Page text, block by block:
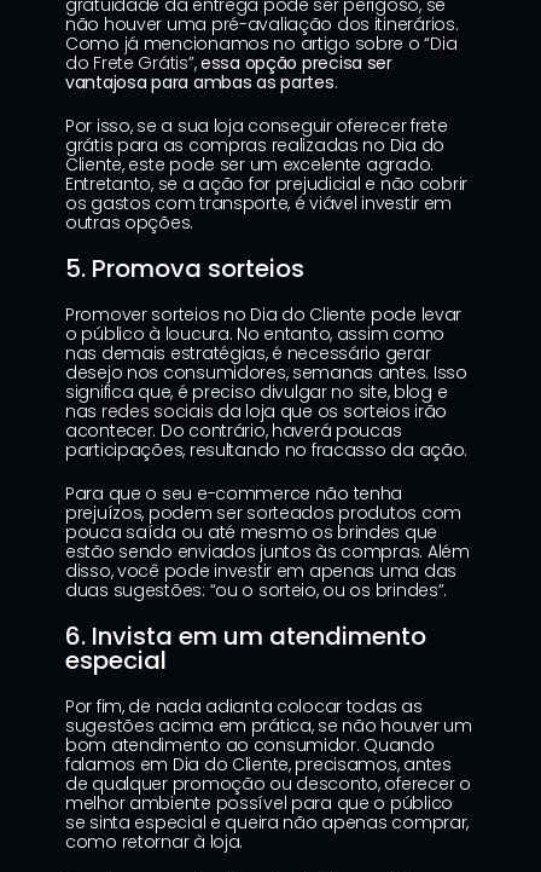
gratuidade da entrega pode ser perigoso, se
não houver uma pré-avaliação dos itinerários.
Como já mencionamos no artigo sobre o “Dia
do Frete Grátis”, essa opção precisa ser
vantajosa para ambas as partes.
Por isso, se a sua loja conseguir oferecer frete
grátis para as compras realizadas no Dia do
Cliente, este pode ser um excelente agrado.
Entretanto, se a ação for prejudicial e não cobrir
os gastos com transporte, é viável investir em
outras opções.
5. Promova sorteios
Promover sorteios no Dia do Cliente pode levar
o público à loucura. No entanto, assim como
nas demais estratégias, é necessário gerar
desejo nos consumidores, semanas antes. Isso
significa que, é preciso divulgar no site, blog e
nas redes sociais da loja que os sorteios irão
acontecer. Do contrário, haverá poucas
participações, resultando no fracasso da ação.
Para que o seu e-commerce não tenha
prejuízos, podem ser sorteados produtos com
pouca saída ou até mesmo os brindes que
estão sendo enviados juntos às compras. Além
disso, você pode investir em apenas uma das
duas sugestões: “ou o sorteio, ou os brindes”.
6. Invista em um atendimento
especial
Por fim, de nada adianta colocar todas as
sugestões acima em prática, se não houver um
bom atendimento ao consumidor. Quando
falamos em Dia do Cliente, precisamos, antes
de qualquer promoção ou desconto, oferecer o
melhor ambiente possível para que o público
se sinta especial e queira não apenas comprar,
como retornar à loja.